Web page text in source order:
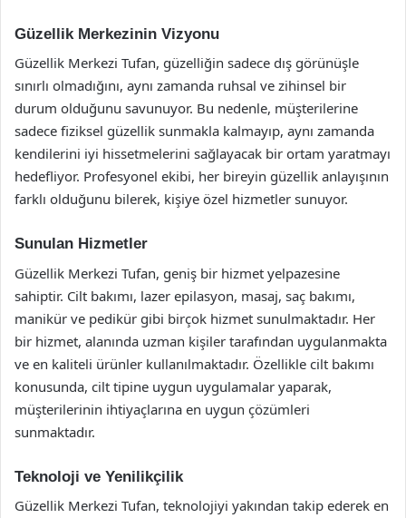
Güzellik Merkezinin Vizyonu
Güzellik Merkezi Tufan, güzelliğin sadece dış görünüşle
sınırlı olmadığını, aynı zamanda ruhsal ve zihinsel bir
durum olduğunu savunuyor. Bu nedenle, müşterilerine
sadece fiziksel güzellik sunmakla kalmayıp, aynı zamanda
kendilerini iyi hissetmelerini sağlayacak bir ortam yaratmayı
hedefliyor. Profesyonel ekibi, her bireyin güzellik anlayışının
farklı olduğunu bilerek, kişiye özel hizmetler sunuyor.
Sunulan Hizmetler
Güzellik Merkezi Tufan, geniş bir hizmet yelpazesine
sahiptir. Cilt bakımı, lazer epilasyon, masaj, saç bakımı,
manikür ve pedikür gibi birçok hizmet sunulmaktadır. Her
bir hizmet, alanında uzman kişiler tarafından uygulanmakta
ve en kaliteli ürünler kullanılmaktadır. Özellikle cilt bakımı
konusunda, cilt tipine uygun uygulamalar yaparak,
müşterilerinin ihtiyaçlarına en uygun çözümleri
sunmaktadır.
Teknoloji ve Yenilikçilik
Güzellik Merkezi Tufan, teknolojiyi yakından takip ederek en